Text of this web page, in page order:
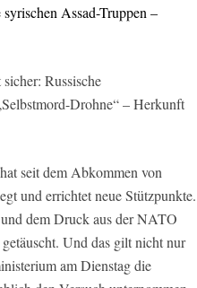
Assad-Truppen –
Russische
Drohne“ – Herkunft
seit dem Abkommen von
und errichtet neue Stützpunkte.
dem Druck aus der NATO
Und das gilt nicht nur
am Dienstag die